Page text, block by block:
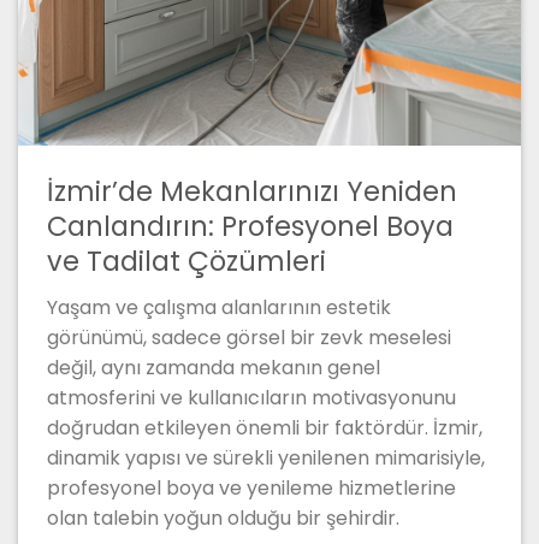
İzmir’de Mekanlarınızı Yeniden
Canlandırın: Profesyonel Boya
ve Tadilat Çözümleri
Yaşam ve çalışma alanlarının estetik
görünümü, sadece görsel bir zevk meselesi
değil, aynı zamanda mekanın genel
atmosferini ve kullanıcıların motivasyonunu
doğrudan etkileyen önemli bir faktördür. İzmir,
dinamik yapısı ve sürekli yenilenen mimarisiyle,
profesyonel boya ve yenileme hizmetlerine
olan talebin yoğun olduğu bir şehirdir.